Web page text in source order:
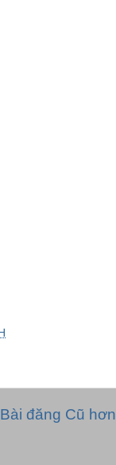
Bài đăng Cũ hơn